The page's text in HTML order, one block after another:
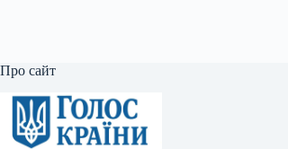
Про сайт